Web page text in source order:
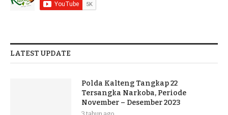
LATEST UPDATE
Polda Kalteng Tangkap 22
Tersangka Narkoba, Periode
November – Desember 2023